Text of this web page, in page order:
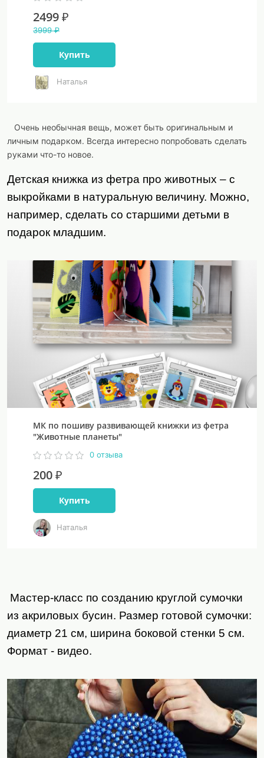
2499 ₽
3999 ₽
Купить
Наталья
Очень необычная вещь, может быть оригинальным и
личным подарком. Всегда интересно попробовать сделать
руками что-то новое.
Детская книжка из фетра про животных – с
выкройками в натуральную величину. Можно,
например, сделать со старшими детьми в
подарок младшим.
МК по пошиву развивающей книжки из фетра
"Животные планеты"
0 отзыва
200 ₽
Купить
Наталья
Мастер-класс по созданию круглой сумочки
из акриловых бусин. Размер готовой сумочки:
диаметр 21 см, ширина боковой стенки 5 см.
Формат - видео.